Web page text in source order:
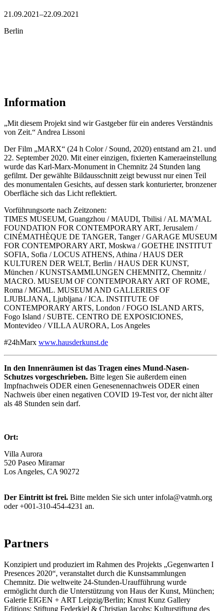
21.09.2021–22.09.2021
Berlin
Information
„Mit diesem Projekt sind wir Gastgeber für ein anderes Verständnis
von Zeit.“ Andrea Lissoni
Der Film „MARX“ (24 h Color / Sound, 2020) entstand am 21. und
22. September 2020. Mit einer einzigen, fixierten Kameraeinstellung
wurde das Karl-Marx-Monument in Chemnitz 24 Stunden lang
gefilmt. Der gewählte Bildausschnitt zeigt bewusst nur einen Teil
des monumentalen Gesichts, auf dessen stark konturierter, bronzener
Oberfläche sich das Licht reflektiert.
Vorführungsorte nach Zeitzonen:
TIMES MUSEUM, Guangzhou / MAUDI, Tbilisi / AL MA’MAL
FOUNDATION FOR CONTEMPORARY ART, Jerusalem /
CINÉMATHÈQUE DE TANGER, Tanger / GARAGE MUSEUM
FOR CONTEMPORARY ART, Moskwa / GOETHE INSTITUT
SOFIA, Sofia / LOCUS ATHENS, Athina / HAUS DER
KULTUREN DER WELT, Berlin / HAUS DER KUNST,
München / KUNSTSAMMLUNGEN CHEMNITZ, Chemnitz /
MACRO. MUSEUM OF CONTEMPORARY ART OF ROME,
Roma / MGML. MUSEUM AND GALLERIES OF
LJUBLJANA, Ljubljana / ICA. INSTITUTE OF
CONTEMPORARY ARTS, London / FOGO ISLAND ARTS,
Fogo Island / SUBTE. CENTRO DE EXPOSICIONES,
Montevideo / VILLA AURORA, Los Angeles
#24hMarx www.hausderkunst.de
In den Innenräumen ist das Tragen eines Mund-Nasen-
Schutzes vorgeschrieben. Bitte legen Sie außerdem einen
Impfnachweis ODER einen Genesenennachweis ODER einen
Nachweis über einen negativen COVID 19-Test vor, der nicht älter
als 48 Stunden sein darf.
Ort:
Villa Aurora
520 Paseo Miramar
Los Angeles, CA 90272
Der Eintritt ist frei. Bitte melden Sie sich unter infola@vatmh.org
oder +001-310-454-4231 an.
Partners
Konzipiert und produziert im Rahmen des Projekts „Gegenwarten I
Presences 2020“, veranstaltet durch die Kunstsammlungen
Chemnitz. Die weltweite 24-Stunden-Uraufführung wurde
ermöglicht durch die Unterstützung von Haus der Kunst, München;
Galerie EIGEN + ART Leipzig/Berlin; Knust Kunz Gallery
Editions; Stiftung Federkiel & Christian Jacobs; Kulturstiftung des